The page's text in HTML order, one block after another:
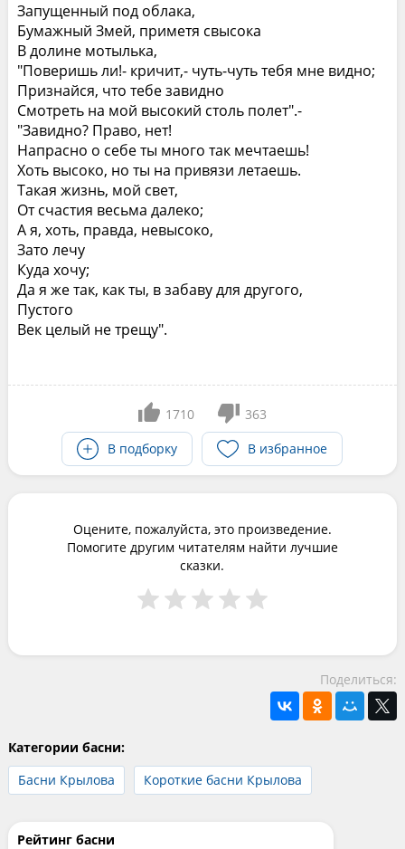
Запущенный под облака,
Бумажный Змей, приметя свысока
В долине мотылька,
"Поверишь ли!- кричит,- чуть-чуть тебя мне видно;
Признайся, что тебе завидно
Смотреть на мой высокий столь полет".-
"Завидно? Право, нет!
Напрасно о себе ты много так мечтаешь!
Хоть высоко, но ты на привязи летаешь.
Такая жизнь, мой свет,
От счастия весьма далеко;
А я, хоть, правда, невысоко,
Зато лечу
Куда хочу;
Да я же так, как ты, в забаву для другого,
Пустого
Век целый не трещу".
1710
363
В подборку
В избранное
Оцените, пожалуйста, это произведение.
Помогите другим читателям найти лучшие
сказки.
Поделиться:
Категории басни:
Басни Крылова
Короткие басни Крылова
Рейтинг басни